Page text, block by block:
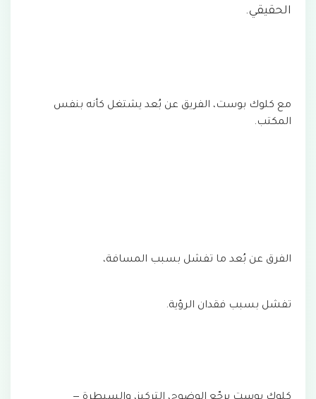
الحقيقي.
مع كلوك بوست، الفريق عن بُعد يشتغل كأنه بنفس
المكتب.
الفرق عن بُعد ما تفشل بسبب المسافة،
تفشل بسبب فقدان الرؤية.